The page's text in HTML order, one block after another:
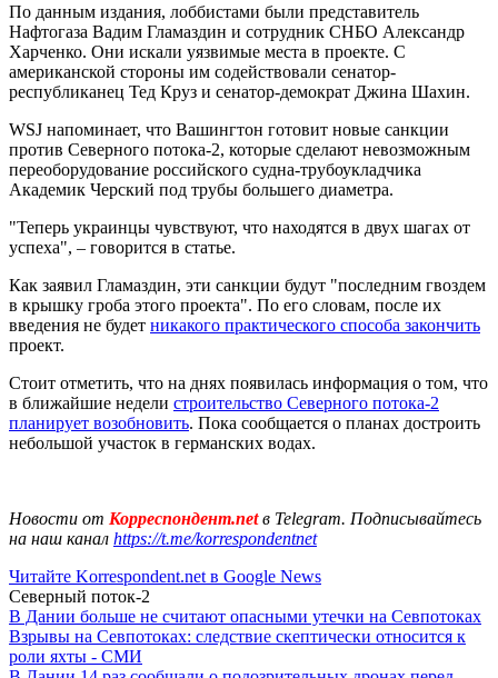
По данным издания, лоббистами были представитель
Нафтогаза Вадим Гламаздин и сотрудник СНБО Александр
Харченко. Они искали уязвимые места в проекте. С
американской стороны им содействовали сенатор-
республиканец Тед Круз и сенатор-демократ Джина Шахин.
WSJ напоминает, что Вашингтон готовит новые санкции
против Северного потока-2, которые сделают невозможным
переоборудование российского судна-трубоукладчика
Академик Черский под трубы большего диаметра.
"Теперь украинцы чувствуют, что находятся в двух шагах от
успеха", – говорится в статье.
Как заявил Гламаздин, эти санкции будут "последним гвоздем
в крышку гроба этого проекта". По его словам, после их
введения не будет никакого практического способа закончить
проект.
Стоит отметить, что на днях появилась информация о том, что
в ближайшие недели строительство Северного потока-2
планирует возобновить. Пока сообщается о планах достроить
небольшой участок в германских водах.
Новости от Корреспондент.netв Telegram. Подписывайтесь
на наш канал https://t.me/korrespondentnet
Читайте Korrespondent.net в Google News
Северный поток-2
В Дании больше не считают опасными утечки на Севпотоках
Взрывы на Севпотоках: следствие скептически относится к
роли яхты - СМИ